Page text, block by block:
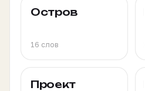
Остров
16 слов
Проект